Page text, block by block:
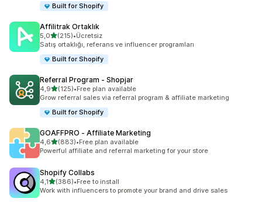
Built for Shopify
Affilitrak Ortaklık
5,05 yıldız üzerinden
(215)
toplam 215 değerlendirme
•Ücretsiz
Satış ortaklığı, referans ve influencer programları
Built for Shopify
Referral Program ‑ Shopjar
4,95 yıldız üzerinden
(125)
toplam 125 değerlendirme
•Free plan available
Grow referral sales via referral program & affiliate marketing
Built for Shopify
GOAFFPRO ‑ Affiliate Marketing
4,65 yıldız üzerinden
(883)
toplam 883 değerlendirme
•Free plan available
Powerful affiliate and referral marketing for your store
Shopify Collabs
4,15 yıldız üzerinden
(386)
toplam 386 değerlendirme
•Free to install
Work with influencers to promote your brand and drive sales